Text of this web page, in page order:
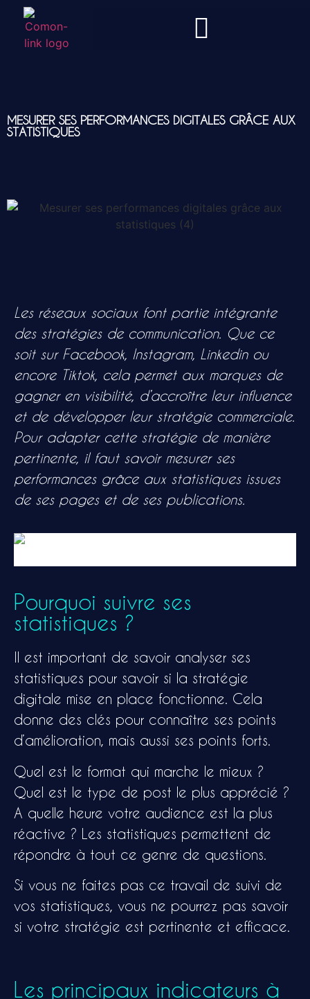
MESURER SES PERFORMANCES DIGITALES GRÂCE AUX
STATISTIQUES
Les réseaux sociaux font partie intégrante
des stratégies de communication. Que ce
soit sur Facebook, Instagram, Linkedin ou
encore Tiktok, cela permet aux marques de
gagner en visibilité, d’accroître leur influence
et de développer leur stratégie commerciale.
Pour adapter cette stratégie de manière
pertinente, il faut savoir mesurer ses
performances grâce aux statistiques issues
de ses pages et de ses publications.
Pourquoi suivre ses
statistiques ?
Il est important de savoir analyser ses
statistiques pour savoir si la stratégie
digitale mise en place fonctionne. Cela
donne des clés pour connaître ses points
d’amélioration, mais aussi ses points forts.
Quel est le format qui marche le mieux ?
Quel est le type de post le plus apprécié ?
A quelle heure votre audience est la plus
réactive ? Les statistiques permettent de
répondre à tout ce genre de questions.
Si vous ne faites pas ce travail de suivi de
vos statistiques, vous ne pourrez pas savoir
si votre stratégie est pertinente et efficace.
Les principaux indicateurs à